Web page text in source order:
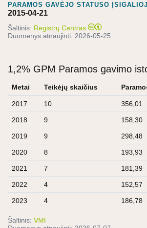
PARAMOS GAVĖJO STATUSO
2015-04-21
Šaltinis: Registrų Centras
Duomenys atnaujinti: 2026-05-25
1,2% GPM Paramos gavimo
Metai Teikėjų skaičius
2017 10 356,01
2018 9 158,30
2019 9 298,48
2020 8 193,93
2021 7 181,39
2022 4 152,57
2023 4 186,78
Šaltinis: VMI